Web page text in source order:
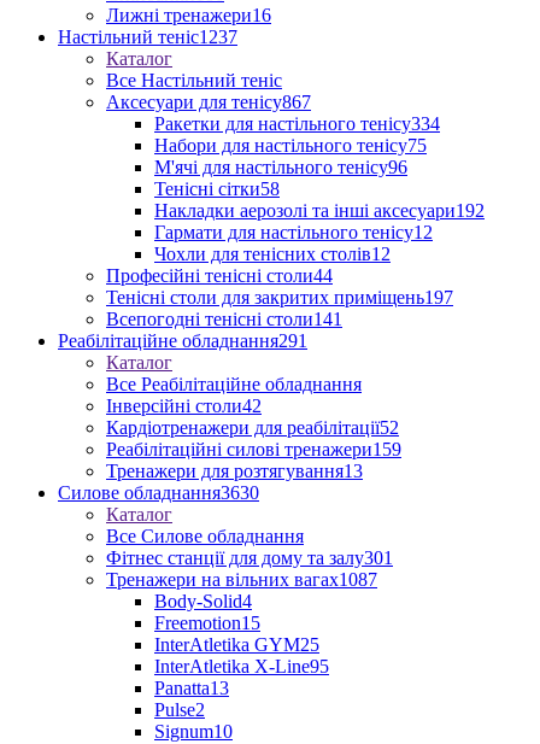
Лижні тренажери16
Настільний теніс1237
Каталог
Все Настільний теніс
Аксесуари для тенісу867
Ракетки для настільного тенісу334
Набори для настільного тенісу75
М'ячі для настільного тенісу96
Тенісні сітки58
Накладки аерозолі та інші аксесуари192
Гармати для настільного тенісу12
Чохли для тенісних столів12
Професійні тенісні столи44
Тенісні столи для закритих приміщень197
Всепогодні тенісні столи141
Реабілітаційне обладнання291
Каталог
Все Реабілітаційне обладнання
Інверсійні столи42
Кардіотренажери для реабілітації52
Реабілітаційні силові тренажери159
Тренажери для розтягування13
Силове обладнання3630
Каталог
Все Силове обладнання
Фітнес станції для дому та залу301
Тренажери на вільних вагах1087
Body-Solid4
Freemotion15
InterAtletika GYM25
InterAtletika X-Line95
Panatta13
Pulse2
Signum10